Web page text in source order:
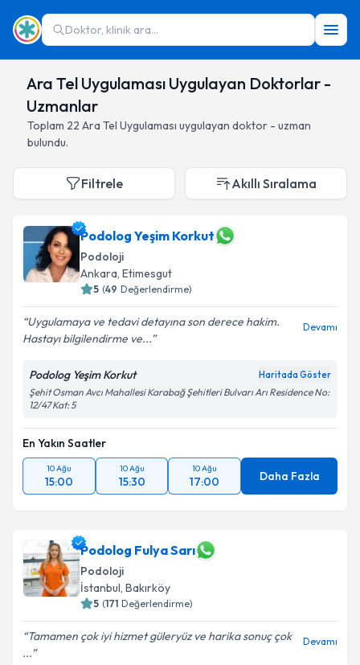
Doktor, klinik ara...
Ara Tel Uygulaması Uygulayan Doktorlar -
Uzmanlar
Toplam 22 Ara Tel Uygulaması uygulayan doktor - uzman
bulundu.
Filtrele Akıllı Sıralama
Podolog Yeşim Korkut
Podoloji
Ankara, Etimesgut
5 (49 Değerlendirme)
Uygulamaya ve tedavi detayına son derece hakim.
Hastayı bilgilendirme ve...
Devamı
Podolog Yeşim Korkut Haritada Göster
Şehit Osman Avcı Mahallesi Karabağ Şehitleri Bulvarı Arı Residence No:
12/47 Kat: 5
En Yakın Saatler
10 Ağu
15:00
10 Ağu
15:30
10 Ağu
17:00 Daha Fazla
Podolog Fulya Sarı
Podoloji
İstanbul, Bakırköy
5 (171 Değerlendirme)
Tamamen çok iyi hizmet güleryüz ve harika sonuç çok
...
Devamı